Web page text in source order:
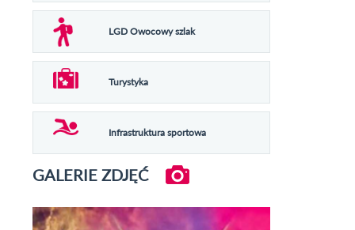
LGD Owocowy szlak
Turystyka
Infrastruktura sportowa
GALERIE ZDJĘĆ